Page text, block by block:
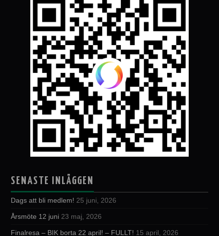
SENASTE INLÄGGEN
Dags att bli medlem! 25 juni, 2026
Årsmöte 12 juni 23 maj, 2026
Finalresa – BIK borta 22 april! – FULLT! 15 april, 2026